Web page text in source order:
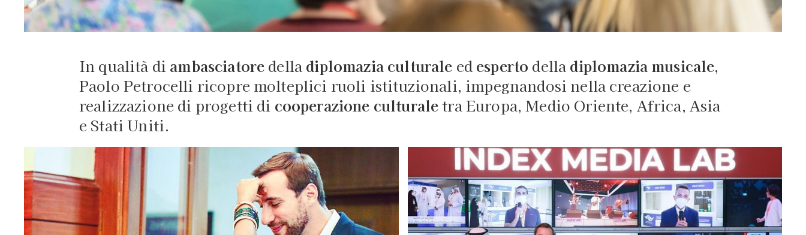
In qualità di ambasciatore della diplomazia culturale ed esperto della diplomazia musicale,
Paolo Petrocelli ricopre molteplici ruoli istituzionali, impegnandosi nella creazione e
realizzazione di progetti di cooperazione culturaletra Europa, Medio Oriente, Africa, Asia
e Stati Uniti.